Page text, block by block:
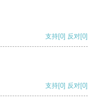
支持[0] 反对[0]
支持[0] 反对[0]